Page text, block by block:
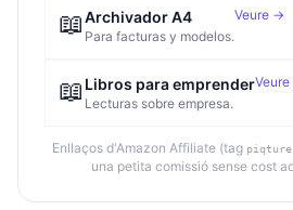
📖Archivador A4
Para facturas y modelos.
Veure →
📖 Libros para emprender
Lecturas sobre empresa.
Enllaços d'Amazon Affiliate (tag
una petita comissió sense cost